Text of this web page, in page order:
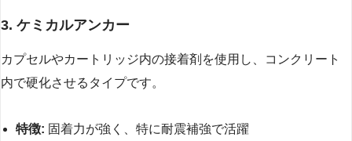
3. ケミカルアンカー
カプセルやカートリッジ内の接着剤を使用し、コンクリート
内で硬化させるタイプです。
特徴: 固着力が強く、特に耐震補強で活躍